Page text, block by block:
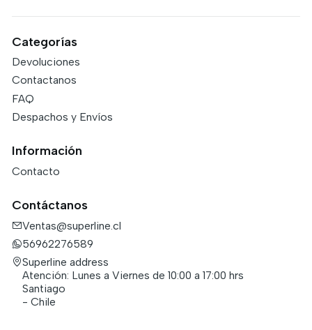
Categorías
Devoluciones
Contactanos
FAQ
Despachos y Envíos
Información
Contacto
Contáctanos
Ventas@superline.cl
56962276589
Superline address
Atención: Lunes a Viernes de 10:00 a 17:00 hrs
Santiago
- Chile